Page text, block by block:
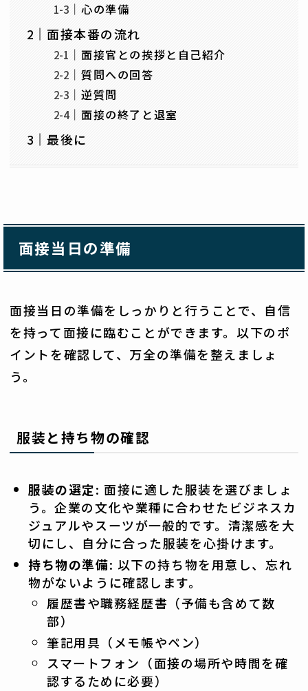
心の準備
面接本番の流れ
面接官との挨拶と自己紹介
質問への回答
逆質問
面接の終了と退室
最後に
面接当日の準備
面接当日の準備をしっかりと行うことで、自信
を持って面接に臨むことができます。以下のポ
イントを確認して、万全の準備を整えましょ
う。
服装と持ち物の確認
服装の選定: 面接に適した服装を選びましょ
う。企業の文化や業種に合わせたビジネスカ
ジュアルやスーツが一般的です。清潔感を大
切にし、自分に合った服装を心掛けます。
持ち物の準備: 以下の持ち物を用意し、忘れ
物がないように確認します。
履歴書や職務経歴書（予備も含めて数
部）
筆記用具（メモ帳やペン）
スマートフォン（面接の場所や時間を確
認するために必要）